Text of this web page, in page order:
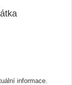
informace.